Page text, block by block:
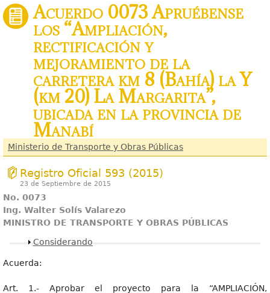
Acuerdo 0073 Apruébense
los “Ampliación,
rectificación y
mejoramiento de la
carretera km 8 (Bahía) la Y
(km 20) La Margarita”,
ubicada en la provincia de
Manabí
Ministerio de Transporte y Obras Públicas
Registro Oficial 593 (2015)
23 de Septiembre de 2015
No. 0073
Ing. Walter Solís Valarezo
MINISTRO DE TRANSPORTE Y OBRAS PÚBLICAS
Mostrar
Considerando
Acuerda:
Art. 1.- Aprobar el proyecto para la “AMPLIACIÓN,